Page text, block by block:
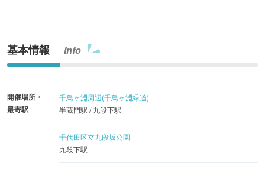
本イベントでは、近隣の大学・専門学校に通う学生がボラ
ンティアスタッフとして参加します。1日あたり約30名の
人観光客への道案内、灯ろう流しの楽しみ方の説明などを
行い、国内外から訪れる来訪者に安心してお楽しみいただ
ける環境を整えます。地域の若い世代が観光振興に携わる
ことで、地域文化の継承と国際交流の促進にも寄与しま
基本情報 Info
開催場所・
最寄駅
千鳥ヶ淵周辺(千鳥ヶ淵緑道)
半蔵門駅 / 九段下駅
千代田区立九段坂公園
九段下駅